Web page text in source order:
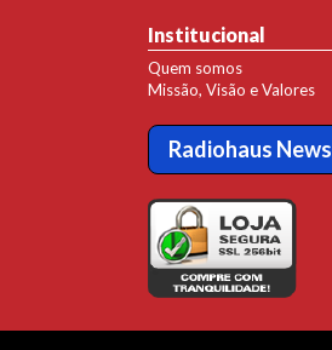
Institucional
Quem somos
Missão, Visão e Valores
Radiohaus News